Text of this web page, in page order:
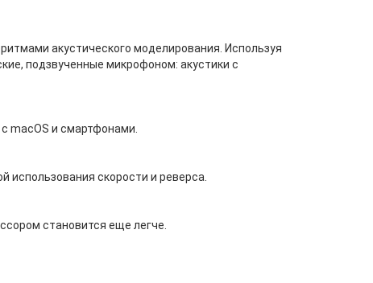
акустического моделирования. Используя
подзвученные микрофоном: акустики с
macOS и смартфонами.
скорости и реверса.
становится еще легче.